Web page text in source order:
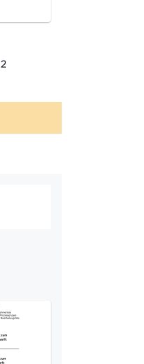
Seite
2